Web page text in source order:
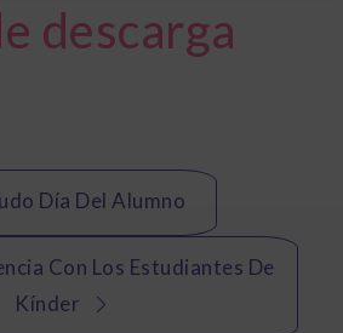
descarga
Día Del Alumno
Con Los Estudiantes De
Kínder